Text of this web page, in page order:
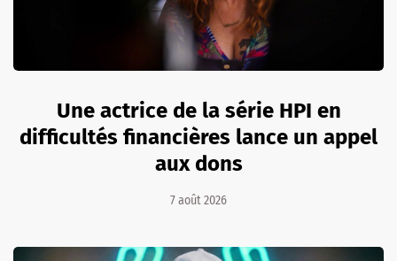
Une actrice de la série HPI en
difficultés financières lance un appel
aux dons
7 août 2026